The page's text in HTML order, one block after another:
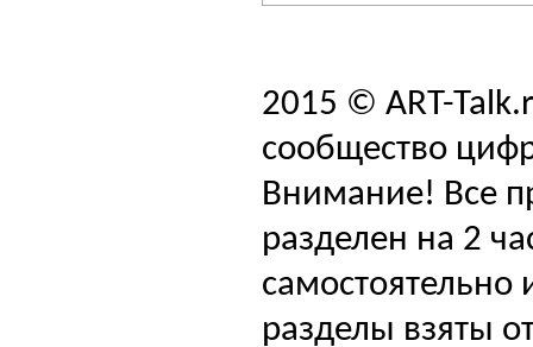
2015 © ART-
сообщество
Внимание! Все
разделен на 2
самостоятельно
разделы взяты